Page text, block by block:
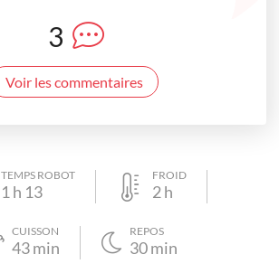
3
Voir les commentaires
TEMPS ROBOT
1 h 13
FROID
2h
CUISSON
43min
REPOS
30min